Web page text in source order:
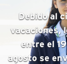
Debido al
vacaciones,
entre el
agosto se